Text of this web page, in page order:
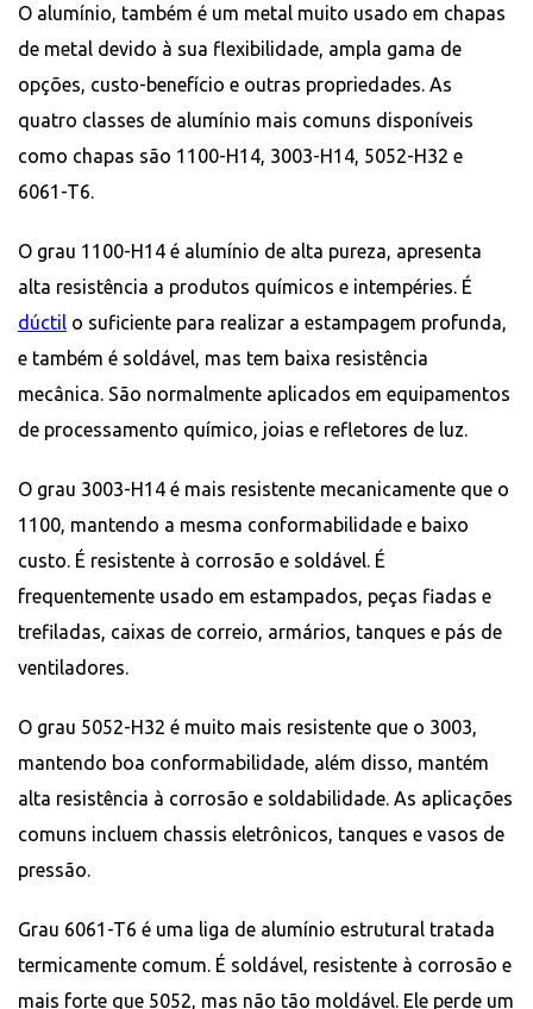
O alumínio, também é um metal muito usado em chapas
de metal devido à sua flexibilidade, ampla gama de
opções, custo-benefício e outras propriedades. As
quatro classes de alumínio mais comuns disponíveis
como chapas são 1100-H14, 3003-H14, 5052-H32 e
6061-T6.
O grau 1100-H14 é alumínio de alta pureza, apresenta
alta resistência a produtos químicos e intempéries. É
dúctil o suficiente para realizar a estampagem profunda,
e também é soldável, mas tem baixa resistência
mecânica. São normalmente aplicados em equipamentos
de processamento químico, joias e refletores de luz.
O grau 3003-H14 é mais resistente mecanicamente que o
1100, mantendo a mesma conformabilidade e baixo
custo. É resistente à corrosão e soldável. É
frequentemente usado em estampados, peças fiadas e
trefiladas, caixas de correio, armários, tanques e pás de
ventiladores.
O grau 5052-H32 é muito mais resistente que o 3003,
mantendo boa conformabilidade, além disso, mantém
alta resistência à corrosão e soldabilidade. As aplicações
comuns incluem chassis eletrônicos, tanques e vasos de
pressão.
Grau 6061-T6 é uma liga de alumínio estrutural tratada
termicamente comum. É soldável, resistente à corrosão e
mais forte que 5052, mas não tão moldável. Ele perde um